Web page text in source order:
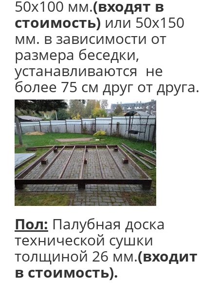
50х100 мм.(входят в
стоимость) или 50х150
мм. в зависимости от
размера беседки,
устанавливаются не
более 75 см друг от друга.
Пол: Палубная доска
технической сушки
толщиной 26 мм.(входит
в стоимость).